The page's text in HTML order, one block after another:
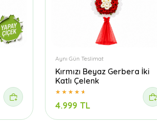
Aynı Gün Teslimat
Kırmızı Beyaz Gerbera İki
Katlı Çelenk
4.999 TL